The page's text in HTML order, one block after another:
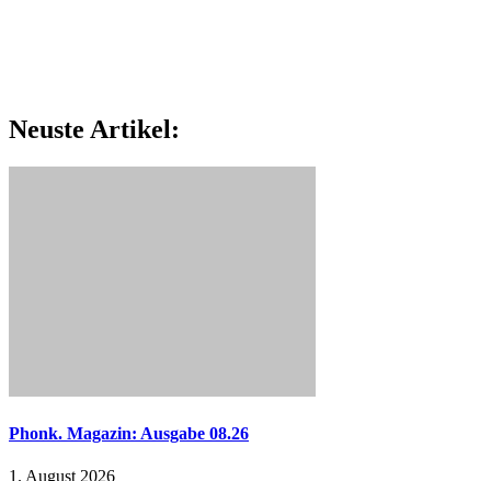
Neuste Artikel:
Phonk. Magazin: Ausgabe 08.26
1. August 2026